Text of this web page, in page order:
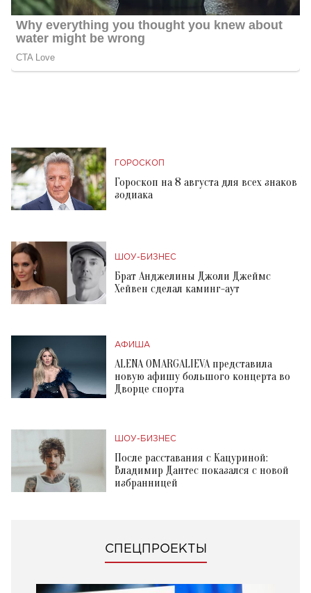
ГОРОСКОП
Гороскоп на 8 августа для всех знаков
зодиака
ШОУ-БИЗНЕС
Брат Анджелины Джоли Джеймс
Хейвен сделал каминг-аут
АФИША
ALENA OMARGALIEVA представила
новую афишу большого концерта во
Дворце спорта
ШОУ-БИЗНЕС
После расставания с Кацуриной:
Владимир Дантес показался с новой
избранницей
СПЕЦПРОЕКТЫ